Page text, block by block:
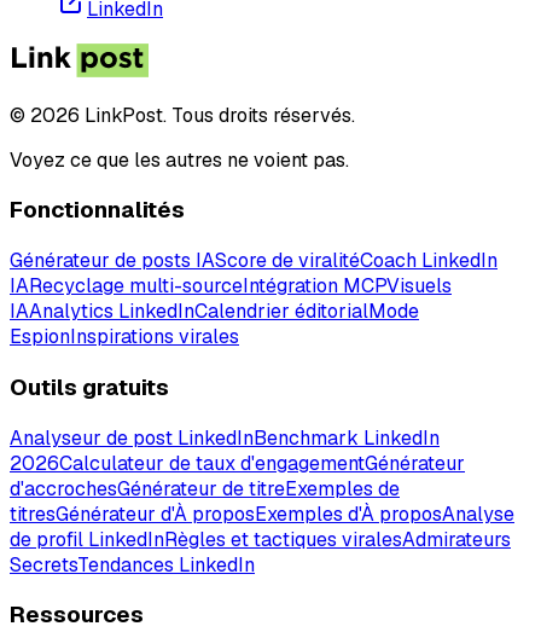
LinkedIn
© 2026 LinkPost. Tous droits réservés.
Voyez ce que les autres ne voient pas.
Fonctionnalités
Générateur de posts IAScore de viralitéCoach LinkedIn
IARecyclage multi-sourceIntégration MCPVisuels
IAAnalytics LinkedInCalendrier éditorialMode
EspionInspirations virales
Outils gratuits
Analyseur de post LinkedInBenchmark LinkedIn
2026Calculateur de taux d'engagementGénérateur
d'accrochesGénérateur de titreExemples de
titresGénérateur d'À proposExemples d'À proposAnalyse
de profil LinkedInRègles et tactiques viralesAdmirateurs
SecretsTendances LinkedIn
Ressources